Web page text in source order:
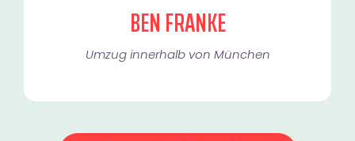
BEN FRANKE
Umzug innerhalb von München​